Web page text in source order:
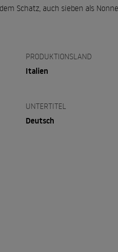
Schatz, auch sieben als
PRODUKTIONSLAND
Italien
UNTERTITEL
Deutsch